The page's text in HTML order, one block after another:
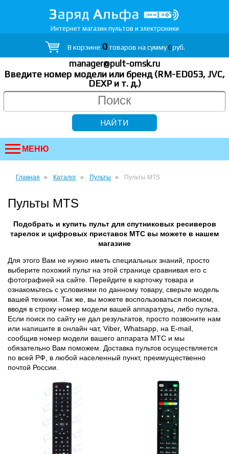
Интернет магазин пультов и электроники
В корзине 0товаров на сумму0руб.
manager@pult-omsk.ru
Введите номер модели или бренд (RM-ED053, JVC,
DEXP и т. д.)
МЕНЮ
Главная Каталог Пульты Пульты MTS
Пульты MTS
Подобрать и купить пульт для спутниковых ресиверов
тарелок и цифровых приставок MTC вы можете в нашем
магазине
Для этого Вам не нужно иметь специальных знаний, просто
выберите похожий пульт на этой странице сравнивая его с
фотографией на сайте. Перейдите в карточку товара и
ознакомьтесь с условиями по данному товару, сверьте модель
вашей техники. Так же, вы можете воспользоваться поиском,
вводя в строку номер модели вашей аппаратуры, либо пульта.
Если поиск по сайту не дал результатов, просто позвоните нам
или напишите в онлайн чат, Viber, Whatsapp, на E-mail,
сообщив номер модели вашего аппарата MTC и мы
обязательно Вам поможем. Доставка пультов осуществляется
по всей РФ, в любой населенный пункт, преимущественно
почтой России.